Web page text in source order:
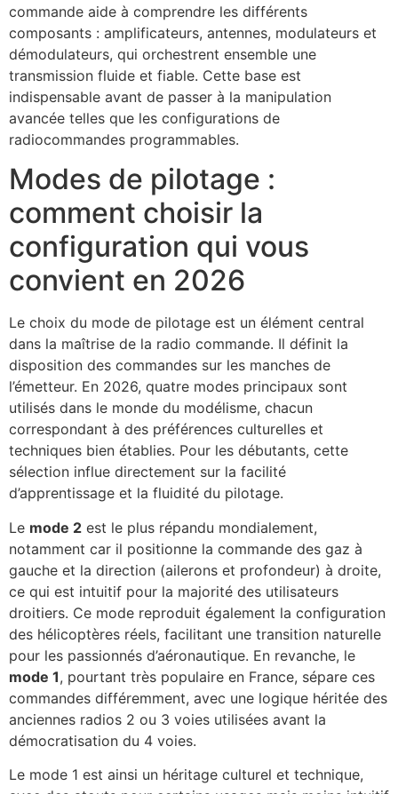
commande aide à comprendre les différents
composants : amplificateurs, antennes, modulateurs et
démodulateurs, qui orchestrent ensemble une
transmission fluide et fiable. Cette base est
indispensable avant de passer à la manipulation
avancée telles que les configurations de
radiocommandes programmables.
Modes de pilotage :
comment choisir la
configuration qui vous
convient en 2026
Le choix du mode de pilotage est un élément central
dans la maîtrise de la radio commande. Il définit la
disposition des commandes sur les manches de
l’émetteur. En 2026, quatre modes principaux sont
utilisés dans le monde du modélisme, chacun
correspondant à des préférences culturelles et
techniques bien établies. Pour les débutants, cette
sélection influe directement sur la facilité
d’apprentissage et la fluidité du pilotage.
Le mode 2 est le plus répandu mondialement,
notamment car il positionne la commande des gaz à
gauche et la direction (ailerons et profondeur) à droite,
ce qui est intuitif pour la majorité des utilisateurs
droitiers. Ce mode reproduit également la configuration
des hélicoptères réels, facilitant une transition naturelle
pour les passionnés d’aéronautique. En revanche, le
mode 1, pourtant très populaire en France, sépare ces
commandes différemment, avec une logique héritée des
anciennes radios 2 ou 3 voies utilisées avant la
démocratisation du 4 voies.
Le mode 1 est ainsi un héritage culturel et technique,